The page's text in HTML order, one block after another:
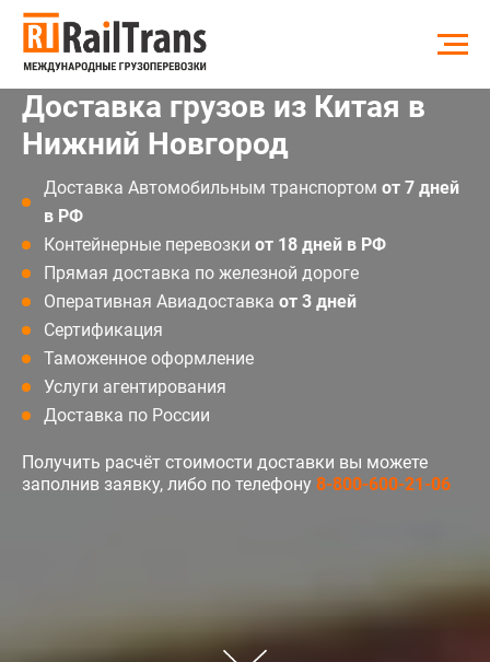
Доставка грузов из Китая в
Нижний Новгород
Доставка Автомобильным транспортом от 7 дней
в РФ
Контейнерные перевозки от 18 дней в РФ
Прямая доставка по железной дороге
Оперативная Авиадоставка от 3 дней
Сертификация
Таможенное оформление
Услуги агентирования
Доставка по России
Получить расчёт стоимости доставки вы можете
заполнив заявку, либо по телефону 8-800-600-21-06